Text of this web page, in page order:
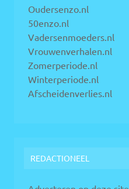
Oudersenzo.nl
50enzo.nl
Vadersenmoeders.nl
Vrouwenverhalen.nl
Zomerperiode.nl
Winterperiode.nl
Afscheidenverlies.nl
REDACTIONEEL